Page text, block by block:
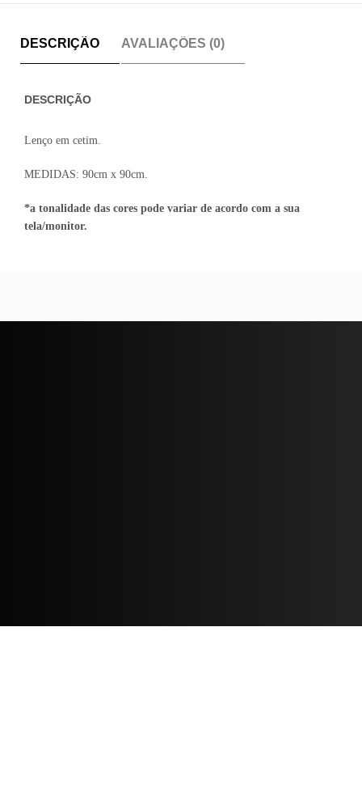
DESCRIÇÃO AVALIAÇÕES (0)
DESCRIÇÃO
Lenço em cetim.
MEDIDAS: 90cm x 90cm.
*a tonalidade das cores pode variar de acordo com a sua
tela/monitor.